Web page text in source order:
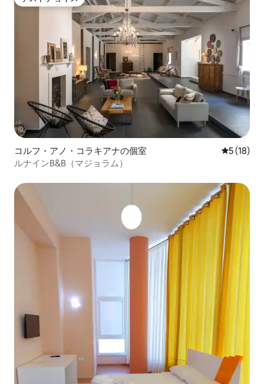
ゲストチョイス
コルフ・アノ・コラキアナの個室 レビュー
5 (18)
ルナインB&B（マジョラム）